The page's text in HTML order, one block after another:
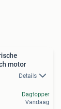
motor
Details
Dagtopper
Vandaag